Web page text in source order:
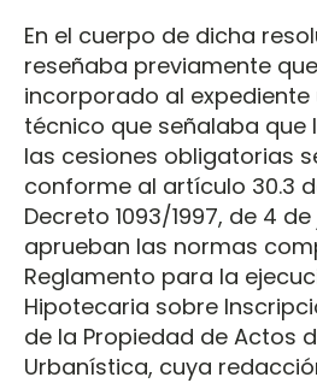
En el cuerpo de dicha
reseñaba previamente
incorporado al
técnico que señalaba que
las cesiones obligatorias
conforme al artículo 30.3
Decreto 1093/1997, de 4
aprueban las normas
Reglamento para la
Hipotecaria sobre
de la Propiedad de Actos
Urbanística, cuya